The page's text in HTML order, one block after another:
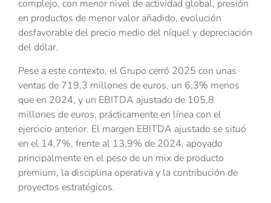
complejo, con menor nivel de actividad global, presión
en productos de menor valor añadido, evolución
desfavorable del precio medio del níquel y depreciación
del dólar.
Pese a este contexto, el Grupo cerró 2025 con unas
ventas de 719,3 millones de euros, un 6,3% menos
que en 2024, y un EBITDA ajustado de 105,8
millones de euros, prácticamente en línea con el
ejercicio anterior. El margen EBITDA ajustado se situó
en el 14,7%, frente al 13,9% de 2024, apoyado
principalmente en el peso de un mix de producto
premium, la disciplina operativa y la contribución de
proyectos estratégicos.